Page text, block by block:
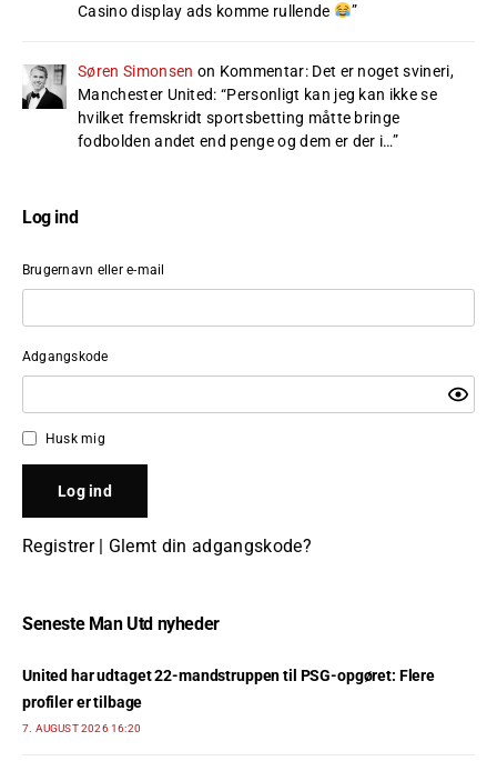
Casino display ads komme rullende
”
Søren Simonsen on Kommentar: Det er noget svineri,
Manchester United: “Personligt kan jeg kan ikke se
hvilket fremskridt sportsbetting måtte bringe
fodbolden andet end penge og dem er der i…”
Log ind
Brugernavn eller e-mail
Adgangskode
Husk mig
Registrer| Glemt din adgangskode?
Seneste Man Utd nyheder
United har udtaget 22-mandstruppen til PSG-opgøret: Flere
profiler er tilbage
7. AUGUST 2026 16:20